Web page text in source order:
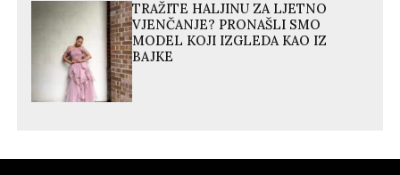
TRAŽITE HALJINU ZA LJETNO
VJENČANJE? PRONAŠLI SMO
MODEL KOJI IZGLEDA KAO IZ
BAJKE